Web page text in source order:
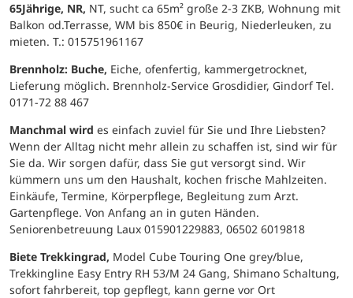
65Jährige, NR, NT, sucht ca 65m² große 2-3 ZKB, Wohnung mit
Balkon od.Terrasse, WM bis 850€ in Beurig, Niederleuken, zu
mieten. T.: 015751961167
Brennholz: Buche, Eiche, ofenfertig, kammergetrocknet,
Lieferung möglich. Brennholz-Service Grosdidier, Gindorf Tel.
0171-72 88 467
Manchmal wird es einfach zuviel für Sie und Ihre Liebsten?
Wenn der Alltag nicht mehr allein zu schaffen ist, sind wir für
Sie da. Wir sorgen dafür, dass Sie gut versorgt sind. Wir
kümmern uns um den Haushalt, kochen frische Mahlzeiten.
Einkäufe, Termine, Körperpflege, Begleitung zum Arzt.
Gartenpflege. Von Anfang an in guten Händen.
Seniorenbetreuung Laux 015901229883, 06502 6019818
Biete Trekkingrad, Model Cube Touring One grey/blue,
Trekkingline Easy Entry RH 53/M 24 Gang, Shimano Schaltung,
sofort fahrbereit, top gepflegt, kann gerne vor Ort